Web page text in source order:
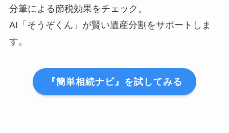
分筆による節税効果をチェック。
AI「そうぞくん」が賢い遺産分割をサポートしま
す。
『簡単相続ナビ』を試してみる